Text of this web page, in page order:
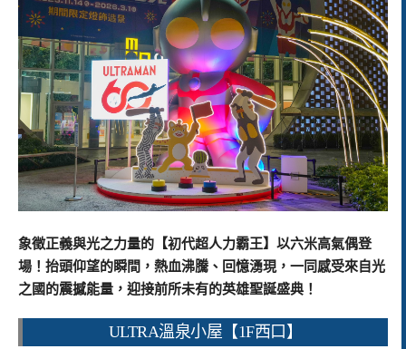
象徵正義與光之力量的【初代超人力霸王】以六米高氣偶登
場！抬頭仰望的瞬間，熱血沸騰、回憶湧現，一同感受來自光
之國的震撼能量，迎接前所未有的英雄聖誕盛典！
ULTRA溫泉小屋【1F西口】